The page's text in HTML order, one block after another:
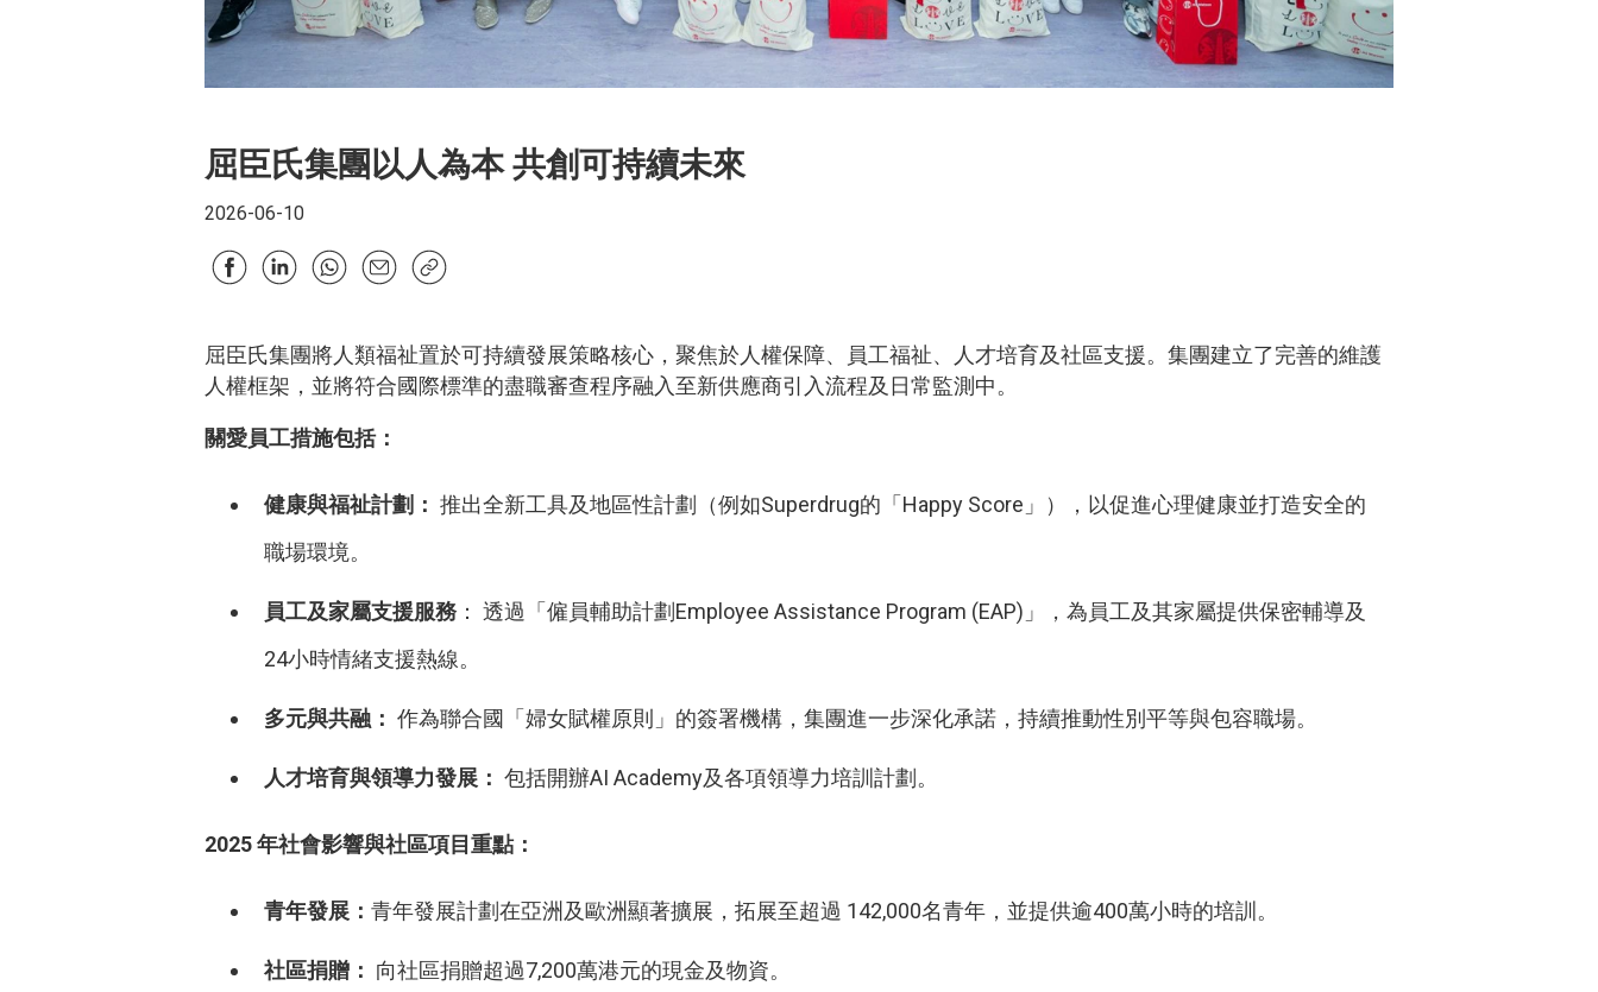
屈臣氏集團以人為本 共創可持續未來
2026-06-10
屈臣氏集團將人類福祉置於可持續發展策略核心，聚焦於人權保障、員工福祉、人才培育及社區支援。集團建立了完善的維護
人權框架，並將符合國際標準的盡職審查程序融入至新供應商引入流程及日常監測中。
關愛員工措施包括：
健康與福祉計劃： 推出全新工具及地區性計劃（例如Superdrug的「Happy Score」），以促進心理健康並打造安全的
職場環境。
員工及家屬支援服務 ： 透過「僱員輔助計劃Employee Assistance Program (EAP)」，為員工及其家屬提供保密輔導及
24小時情緒支援熱線。
多元與共融： 作為聯合國「婦女賦權原則」的簽署機構，集團進一步深化承諾，持續推動性別平等與包容職場。
人才培育與領導力發展： 包括開辦AI Academy及各項領導力培訓計劃。
2025年社會影響與社區項目重點：
青年發展： 青年發展計劃在亞洲及歐洲顯著擴展，拓展至超過 142,000名青年，並提供逾400萬小時的培訓。
社區捐贈： 向社區捐贈超過7,200萬港元的現金及物資。